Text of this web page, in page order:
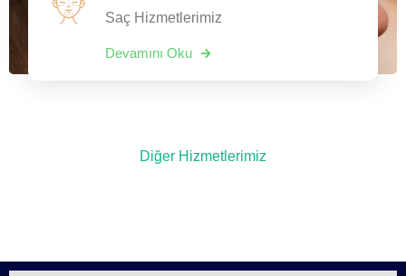
Saç Hizmetlerimiz
Devamını Oku
Diğer Hizmetlerimiz